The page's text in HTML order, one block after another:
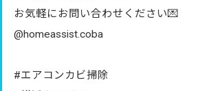
お気軽にお問い合わせください💌
@homeassist.coba
#エアコンカビ掃除